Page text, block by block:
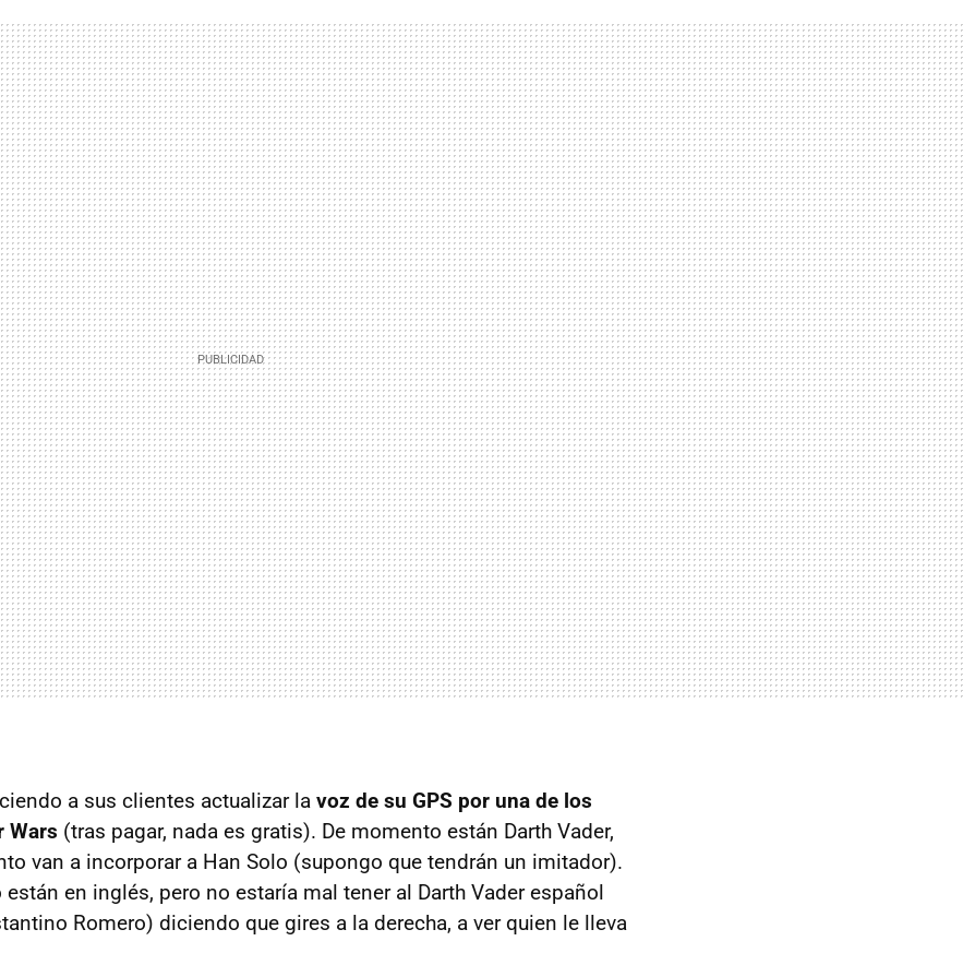
a sus clientes actualizar la voz de su GPS por una de los
Wars (tras pagar, nada es gratis). De momento están Darth Vader,
van a incorporar a Han Solo (supongo que tendrán un imitador).
en inglés, pero no estaría mal tener al Darth Vader español
Romero) diciendo que gires a la derecha, a ver quien le lleva